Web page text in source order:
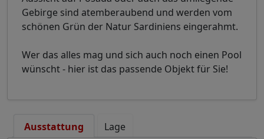
Gebirge sind atemberaubend und werden vom
schönen Grün der Natur Sardiniens eingerahmt.
Wer das alles mag und sich auch noch einen Pool
wünscht - hier ist das passende Objekt für Sie!
Ausstattung Lage